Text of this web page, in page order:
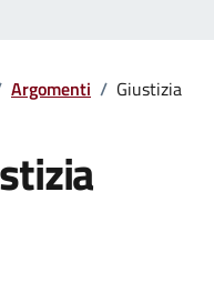
Argomenti / Giustizia